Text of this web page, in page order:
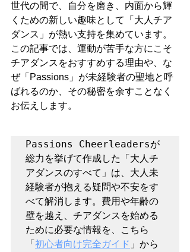
世代の間で、自分を磨き、内面から輝
くための新しい趣味として「大人チア
ダンス」が熱い支持を集めています。
この記事では、運動が苦手な方にこそ
チアダンスをおすすめする理由や、な
ぜ「Passions」が未経験者の聖地と呼
ばれるのか、その秘密を余すことなく
お伝えします。
Passions Cheerleadersが
総力を挙げて作成した「大人チ
アダンスのすべて」は、大人未
経験者が抱える疑問や不安をす
べて解消します。費用や年齢の
壁を越え、チアダンスを始める
ために必要な情報を、こちら
「初心者向け完全ガイド 」から